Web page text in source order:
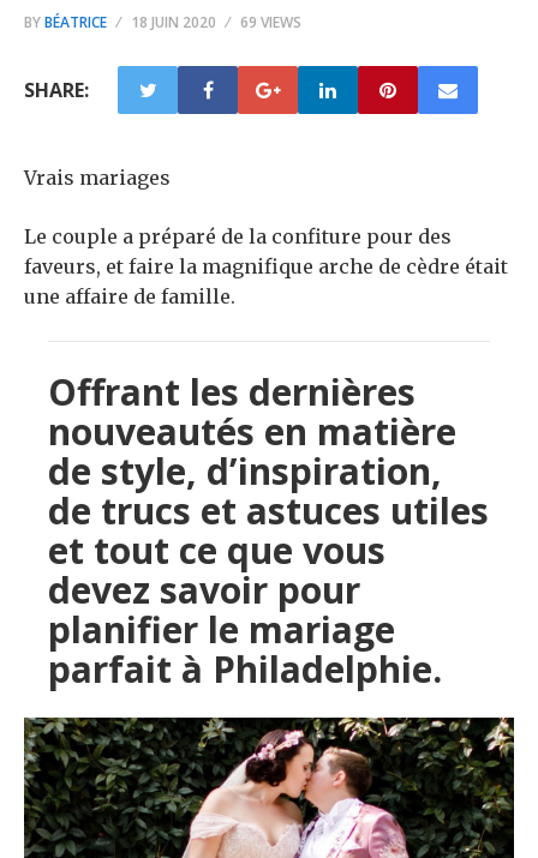
BYBÉATRICE 18 JUIN 2020 69 VIEWS
SHARE:
Vrais mariages
Le couple a préparé de la confiture pour des
faveurs, et faire la magnifique arche de cèdre était
une affaire de famille.
Offrant les dernières
nouveautés en matière
de style, d’inspiration,
de trucs et astuces utiles
et tout ce que vous
devez savoir pour
planifier le mariage
parfait à Philadelphie.